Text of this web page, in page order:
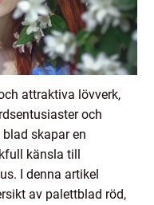
attraktiva lövverk,
och
skapar en
känsla till
I denna artikel
av palettblad röd,